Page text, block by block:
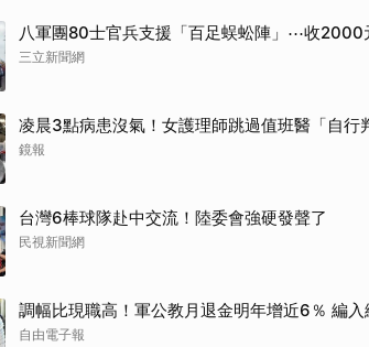
八軍團80士官兵支援「百足蜈蚣陣」⋯收2000
三立新聞網
凌晨3點病患沒氣！女護理師跳過值班醫「自
鏡報
台灣6棒球隊赴中交流！陸委會強硬發聲了
民視新聞網
調幅比現職高！軍公教月退金明年增近6％ 編入
自由電子報